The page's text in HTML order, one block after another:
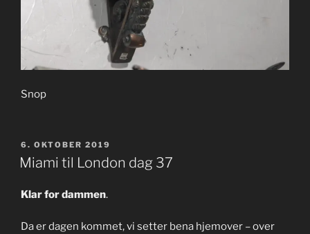
Snop
PUBLISERT
6. OKTOBER 2019
Miami til London dag 37
Klar for dammen.
Da er dagen kommet, vi setter bena hjemover – over